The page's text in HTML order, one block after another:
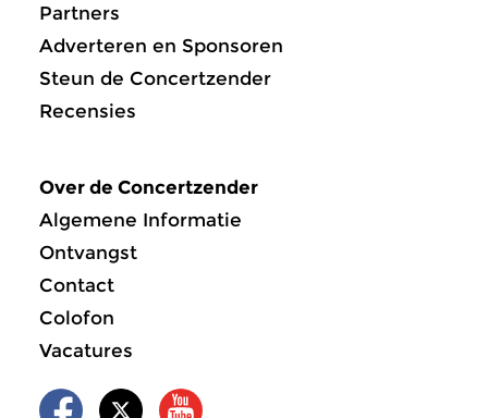
Partners
Adverteren en Sponsoren
Steun de Concertzender
Recensies
Over de Concertzender
Algemene Informatie
Ontvangst
Contact
Colofon
Vacatures